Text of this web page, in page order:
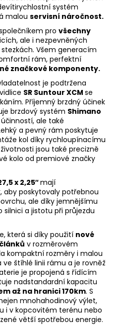
systém
malou servisní náročnost.
pro všechny
ale i nezpevněných
Všem generacím
rám, perfektní
značkové komponenty.
je podtržena
SR Suntour XCM se
Příjemný brzdný účinek
brzdový systém Shimano
ale také
a pevný rám poskytuje
kol díky rychloupínacímu
jsou také precizně
kolo od premiové značky
x 2,25″mají
aby poskytovaly potřebnou
ale díky jemnějšímu
a jistotu při průjezdu
která si díky použití nové
v rozměrovém
kompaktní rozměry i malou
štíhlé linii rámu a je rovněž
je propojená s řídícím
nadstandardní kapacitu
až na hranici 170km. S
mnohahodinový výlet,
i v kopcovitém terénu nebo
větší spotřebou energie.